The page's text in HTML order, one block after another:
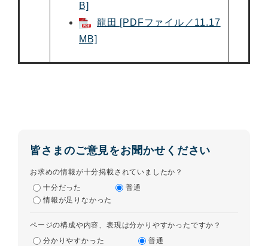
B]
龍田 [PDFファイル／11.17
MB]
皆さまのご意見をお聞かせください
お求めの情報が十分掲載されていましたか？
十分だった
普通
情報が足りなかった
ページの構成や内容、表現は分かりやすかったですか？
分かりやすかった
普通